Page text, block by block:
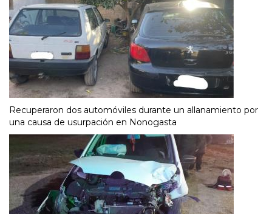
Recuperaron dos automóviles durante un allanamiento por
una causa de usurpación en Nonogasta